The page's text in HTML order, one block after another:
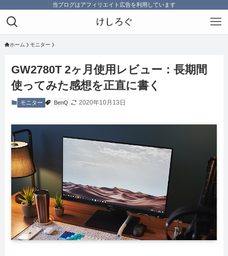
当ブログはアフィリエイト広告を利用しています
ホーム モニター
GW2780T 2ヶ月使用レビュー：長期間
使ってみた感想を正直に書く
モニター BenQ 2020年10月13日